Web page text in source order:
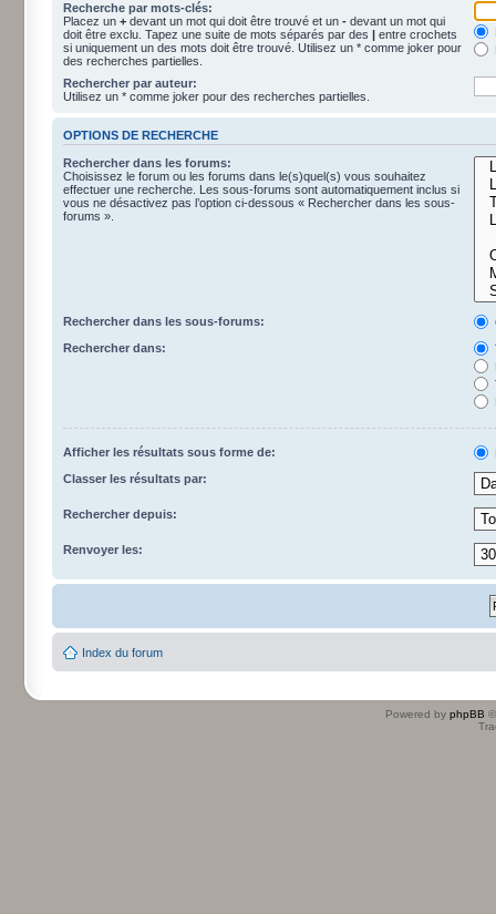
Recherche par mots-clés:
Placez un + devant un mot qui doit être trouvé et un - devant un mot qui
doit être exclu. Tapez une suite de mots séparés par des | entre crochets
si uniquement un des mots doit être trouvé. Utilisez un * comme joker pour
des recherches partielles.
Rechercher par auteur:
Utilisez un * comme joker pour des recherches partielles.
OPTIONS DE RECHERCHE
Rechercher dans les forums:
Choisissez le forum ou les forums dans le(s)quel(s) vous souhaitez
effectuer une recherche. Les sous-forums sont automatiquement inclus si
vous ne désactivez pas l’option ci-dessous « Rechercher dans les sous-
forums ».
Rechercher dans les sous-forums:
Rechercher dans:
Afficher les résultats sous forme de:
Classer les résultats par:
Rechercher depuis:
Renvoyer les:
Index du forum
Powered by phpBB